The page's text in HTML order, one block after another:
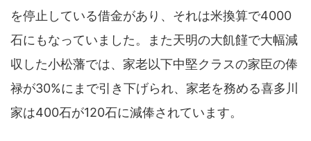
を停止している借金があり、それは米換算で4000
石にもなっていました。また天明の大飢饉で大幅減
収した小松藩では、家老以下中堅クラスの家臣の俸
禄が30%にまで引き下げられ、家老を務める喜多川
家は400石が120石に減俸されています。